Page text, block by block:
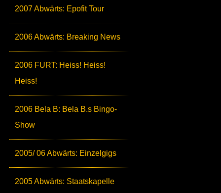
2007 Abwärts: Epofit Tour
2006 Abwärts: Breaking News
2006 FURT: Heiss! Heiss!
Heiss!
2006 Bela B: Bela B.s Bingo-
Show
2005/ 06 Abwärts: Einzelgigs
2005 Abwärts: Staatskapelle